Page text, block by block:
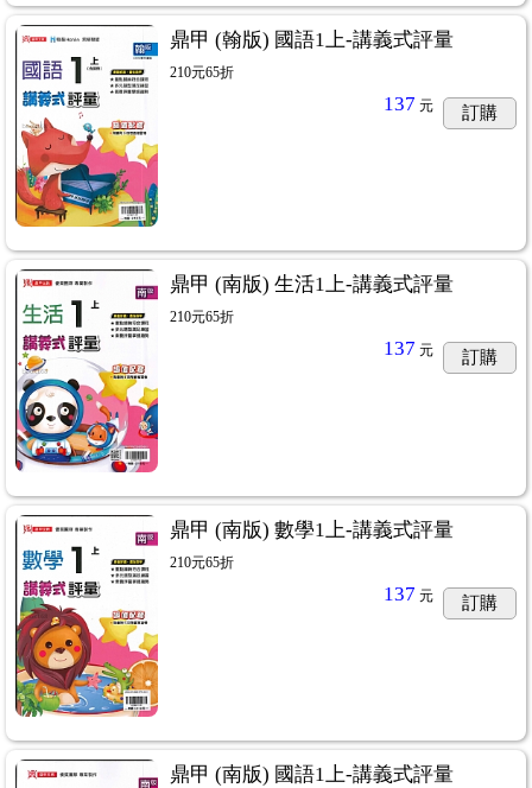
鼎甲 (翰版) 國語1上-講義式評量
210元65折
137 元 訂購
鼎甲 (南版) 生活1上-講義式評量
210元65折
137 元 訂購
鼎甲 (南版) 數學1上-講義式評量
210元65折
137 元 訂購
鼎甲 (南版) 國語1上-講義式評量